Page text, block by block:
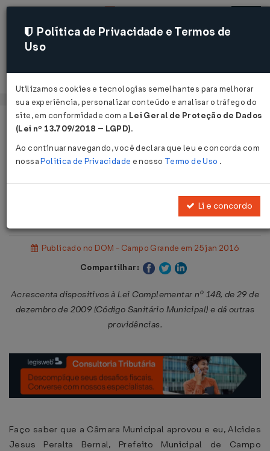
Acessar
Página Inicial
Legislações
Lei Complementar Nº 273 DE
Publicado no DOM - Campo Grande em 25 jan 2016
Compartilhar:
Acrescenta dispositivos à Lei Complementar nº 148, de 29 de
dezembro de 2009 (Código Sanitário Municipal) e dá outras
providências.
Faço saber que a Câmara Municipal aprovou e eu, Alcides
Jesus Peralta Bernal, Prefeito Municipal de Campo
Política de Privacidade e Termos de
Uso
Utilizamos cookies e tecnologias semelhantes para melhorar
sua experiência, personalizar conteúdo e analisar o tráfego do
site, em conformidade com a Lei Geral de Proteção de Dados
(Lei nº 13.709/2018 – LGPD).
Ao continuar navegando, você declara que leu e concorda com
nossaPolítica de Privacidade e nosso Termo de Uso .
Li e concordo